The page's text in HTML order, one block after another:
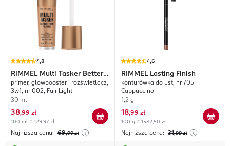
4,8
RIMMEL Multi Tasker Better
Than Filters
primer, glowbooster i rozświetlacz,
3w1, nr 002, Fair Light
30 ml
38,99 zł
100 ml = 129,97 zł
Najniższa cena: 69,99 zł
4,6
RIMMEL Lasting Finish
konturówka do ust, nr 705
Cappuccino
1,2 g
18,99 zł
100 g = 1582,50 zł
Najniższa cena: 31,99 zł